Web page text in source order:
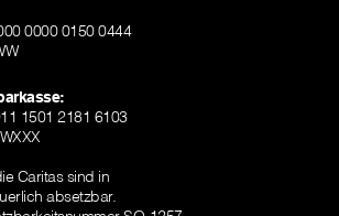
0000 0150 0444
1501 2181 6103
Caritas sind in
absetzbar.